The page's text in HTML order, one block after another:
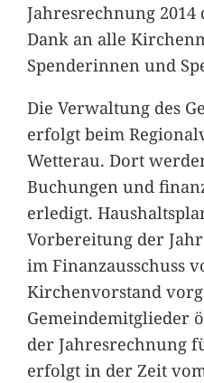
Jahresrechnung
Dank an alle
Spenderinnen und
Die Verwaltung des
erfolgt beim
Wetterau. Dort
Buchungen und
erledigt.
Vorbereitung der
im Finanzausschuss
Kirchenvorstand
Gemeindemitglieder
der Jahresrechnung
erfolgt in der Zeit